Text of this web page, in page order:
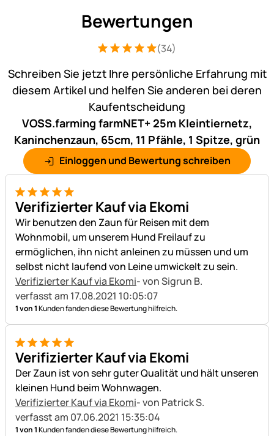
Bewertungen
Bewertung: 5 von 5 (34 Bewertungen)
34 Bewertungen
(34)
Schreiben Sie jetzt Ihre persönliche Erfahrung mit
diesem Artikel und helfen Sie anderen bei deren
Kaufentscheidung
VOSS.farming farmNET+ 25m Kleintiernetz,
Kaninchenzaun, 65cm, 11 Pfähle, 1 Spitze, grün
Einloggen und Bewertung schreiben
5 von 5
Verifizierter Kauf via Ekomi
Wir benutzen den Zaun für Reisen mit dem
Wohnmobil, um unserem Hund Freilauf zu
ermöglichen, ihn nicht anleinen zu müssen und um
selbst nicht laufend von Leine umwickelt zu sein.
Verifizierter Kauf via Ekomi- von Sigrun B.
verfasst am 17.08.2021 10:05:07
1 von 1Kunden fanden diese Bewertung hilfreich.
5 von 5
Verifizierter Kauf via Ekomi
Der Zaun ist von sehr guter Qualität und hält unseren
kleinen Hund beim Wohnwagen.
Verifizierter Kauf via Ekomi- von Patrick S.
verfasst am 07.06.2021 15:35:04
1 von 1Kunden fanden diese Bewertung hilfreich.